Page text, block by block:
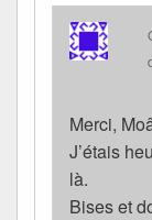
Merci,
J’étais
là.
Bises et